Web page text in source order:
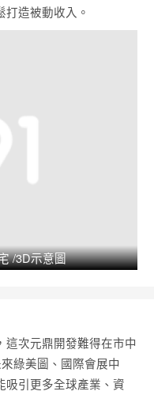
造被動收入。
/3D示意圖
次元鼎開發難得在市中
綠美圖、國際會展中
吸引更多全球產業、資